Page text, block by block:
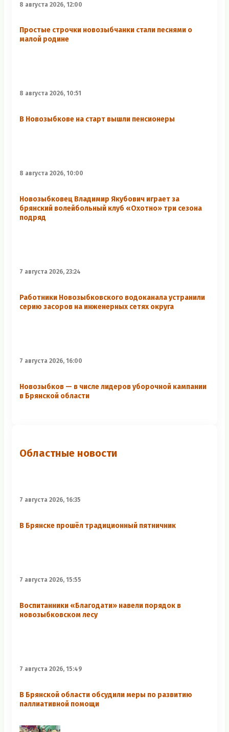
8 августа 2026, 12:00
Простые строчки новозыбчанки стали песнями о
малой родине
8 августа 2026, 10:51
В Новозыбкове на старт вышли пенсионеры
8 августа 2026, 10:00
Новозыбковец Владимир Якубович играет за
брянский волейбольный клуб «Охотно» три сезона
подряд
7 августа 2026, 23:24
Работники Новозыбковского водоканала устранили
серию засоров на инженерных сетях округа
7 августа 2026, 16:00
Новозыбков — в числе лидеров уборочной кампании
в Брянской области
Областные новости
7 августа 2026, 16:35
В Брянске прошёл традиционный пятничник
7 августа 2026, 15:55
Воспитанники «Благодати» навели порядок в
новозыбковском лесу
7 августа 2026, 15:49
В Брянской области обсудили меры по развитию
паллиативной помощи